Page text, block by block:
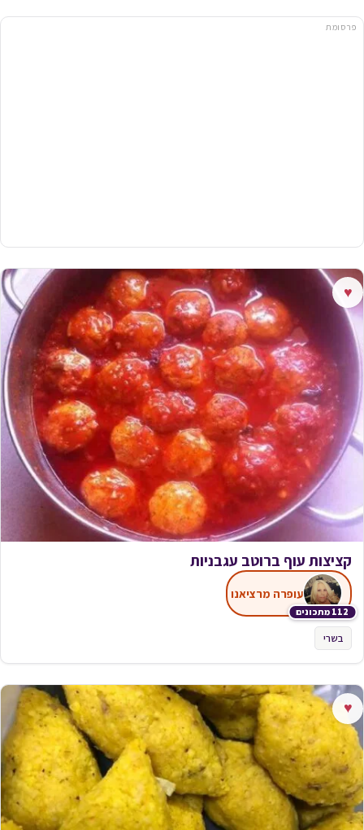
פרסומת
♥
קציצות עוף ברוטב עגבניות
112 מתכונים
עופרה מרציאנו
בשרי
♥